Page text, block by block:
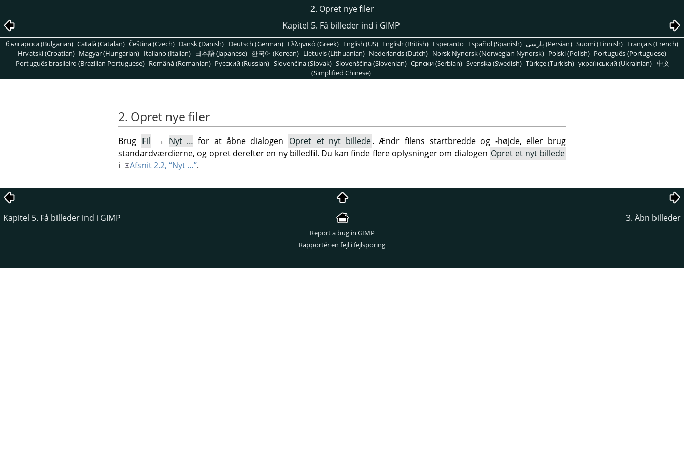
2. Opret nye filer
Kapitel 5. Få billeder ind i GIMP
български (Bulgarian) Català (Catalan) Čeština (Czech) Dansk (Danish) Deutsch (German) Ελληνικά (Greek) English (US) English (British) Esperanto Español (Spanish) پارسی (Persian) Suomi (Finnish) Français (French)
Hrvatski (Croatian) Magyar (Hungarian) Italiano (Italian) 日本語 (Japanese) 한국어 (Korean) Lietuvis (Lithuanian) Nederlands (Dutch) Norsk Nynorsk (Norwegian Nynorsk) Polski (Polish) Português (Portuguese)
Português brasileiro (Brazilian Portuguese) Română (Romanian) Pусский (Russian) Slovenčina (Slovak) Slovenščina (Slovenian) Српски (Serbian) Svenska (Swedish) Türkçe (Turkish) український (Ukrainian) 中文
(Simplified Chinese)
2. Opret nye filer
Brug Fil → Nyt … for at åbne dialogen Opret et nyt billede. Ændr filens startbredde og -højde, eller brug
standardværdierne, og opret derefter en ny billedfil. Du kan finde flere oplysninger om dialogen Opret et nyt billede
i
Afsnit 2.2, “Nyt …”.
Kapitel 5. Få billeder ind i GIMP 3. Åbn billeder
Report a bug in GIMP
Rapportér en fejl i fejlsporing